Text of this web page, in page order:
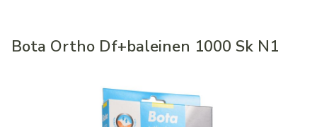
Bota Ortho Df+baleinen 1000 Sk N1